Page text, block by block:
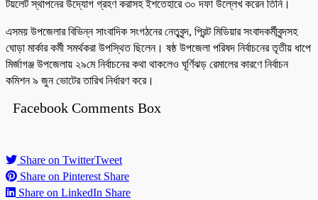
টয়লেট স্থাপনের উদ্যোগ গ্রহণ করাসহ ইশতেহারে ৩০ দফা উল্লেখ করেন তিনি।
এসময় উপজেলার বিভিন্ন সাংবাদিক সংগঠনের নেতৃবৃন্দ, প্রিন্ট মিডিয়ার সংবাদকর্মীবৃন্দসহ
ঘোড়া মার্কার কর্মী সমর্থকরা উপস্থিত ছিলেন। ষষ্ঠ উপজেলা পরিষদ নির্বাচনের তৃতীয় ধাপে
মির্জাগঞ্জ উপজেলায় ২৯মে নির্বাচনের কথা থাকলেও ঘূর্ণিঝড় রেমালের কারণে নির্বাচন
কমিশন ৯ জুন ভোটের তারিখ নির্ধারণ করে।
Facebook Comments Box
Share on TwitterTweet
Share on Pinterest Share
Share on LinkedIn Share